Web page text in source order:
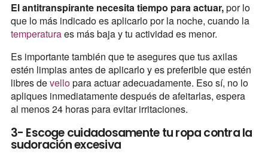
El antitranspirante necesita tiempo para actuar,por lo
que lo más indicado es aplicarlo por la noche, cuando la
temperaturaes más baja y tu actividad es menor.
Es importante también que te asegures que tus axilas
estén limpias antes de aplicarlo y es preferible que estén
libres devellopara actuar adecuadamente. Eso sí, no lo
apliques inmediatamente después de afeitarlas, espera
al menos 24 horas para evitar irritaciones.
3- Escoge cuidadosamente tu ropa contra la
sudoración excesiva